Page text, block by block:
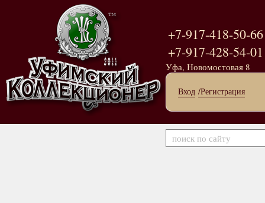
+7-917-418-50-66
+7-917-428-54-01
Уфа, Новомостовая 8
Вход /Регистрация